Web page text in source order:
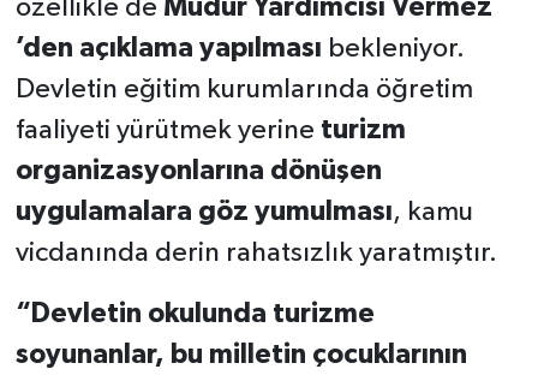
özellikle de Müdür Yardımcısı Vermez
’den açıklama yapılması bekleniyor.
Devletin eğitim kurumlarında öğretim
faaliyeti yürütmek yerine turizm
organizasyonlarına dönüşen
uygulamalara göz yumulması, kamu
vicdanında derin rahatsızlık yaratmıştır.
“Devletin okulunda turizme
soyunanlar, bu milletin çocuklarının